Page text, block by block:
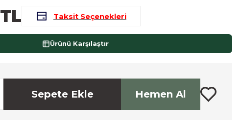
Taksit Seçenekleri
Ürünü Karşılaştır
Sepete Ekle Hemen Al